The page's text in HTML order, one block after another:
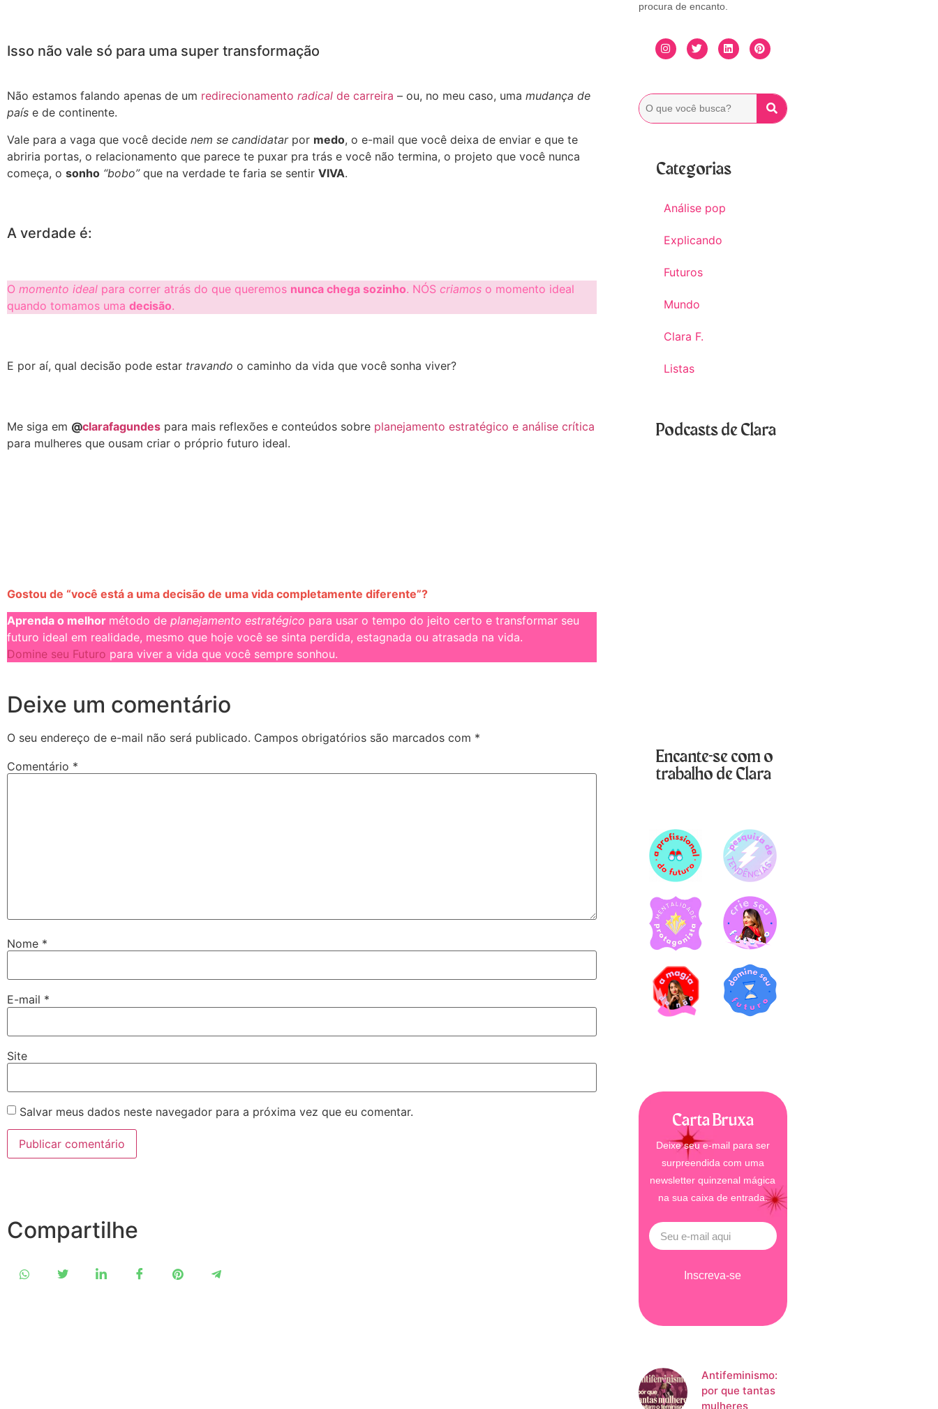
Isso não vale só para uma super transformação
Não estamos falando apenas de um redirecionamento radical de carreira – ou, no meu caso, uma mudança de
país e de continente.
Vale para a vaga que você decide nem se candidatarpor medo, o e-mail que você deixa de enviar e que te
abriria portas, o relacionamento que parece te puxar pra trás e você não termina, o projeto que você nunca
começa, o sonho “bobo”que na verdade te faria se sentir VIVA.
A verdade é:
O momento ideal para correr atrás do que queremos nunca chega sozinho. NÓS criamos o momento ideal
quando tomamos uma decisão.
E por aí, qual decisão pode estar travando o caminho da vida que você sonha viver?
Me siga em @clarafagundes para mais reflexões e conteúdos sobre planejamento estratégico e análise crítica
para mulheres que ousam criar o próprio futuro ideal.
Gostou de “você está a uma decisão de uma vida completamente diferente”?
Aprenda o melhor método de planejamento estratégico para usar o tempo do jeito certo e transformar seu
futuro ideal em realidade, mesmo que hoje você se sinta perdida, estagnada ou atrasada na vida.
Domine seu Futuro para viver a vida que você sempre sonhou.
Deixe um comentário
O seu endereço de e-mail não será publicado. Campos obrigatórios são marcados com *
Comentário *
Nome *
E-mail *
Site
Salvar meus dados neste navegador para a próxima vez que eu comentar.
Compartilhe
procura de encanto.
Categorias
Análise pop
Explicando
Futuros
Mundo
Clara F.
Listas
Podcasts de Clara
Encante-se com o
trabalho de Clara
Carta Bruxa
Deixe seu e-mail para ser
surpreendida com uma
newsletter quinzenal mágica
na sua caixa de entrada.
Inscreva-se
Antifeminismo:
por que tantas
mulheres